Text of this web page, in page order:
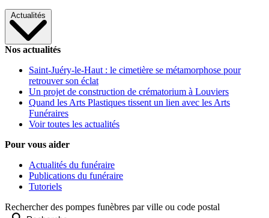
Actualités
Nos actualités
Saint-Juéry-le-Haut : le cimetière se métamorphose pour
retrouver son éclat
Un projet de construction de crématorium à Louviers
Quand les Arts Plastiques tissent un lien avec les Arts
Funéraires
Voir toutes les actualités
Pour vous aider
Actualités du funéraire
Publications du funéraire
Tutoriels
Rechercher des pompes funèbres par ville ou code postal